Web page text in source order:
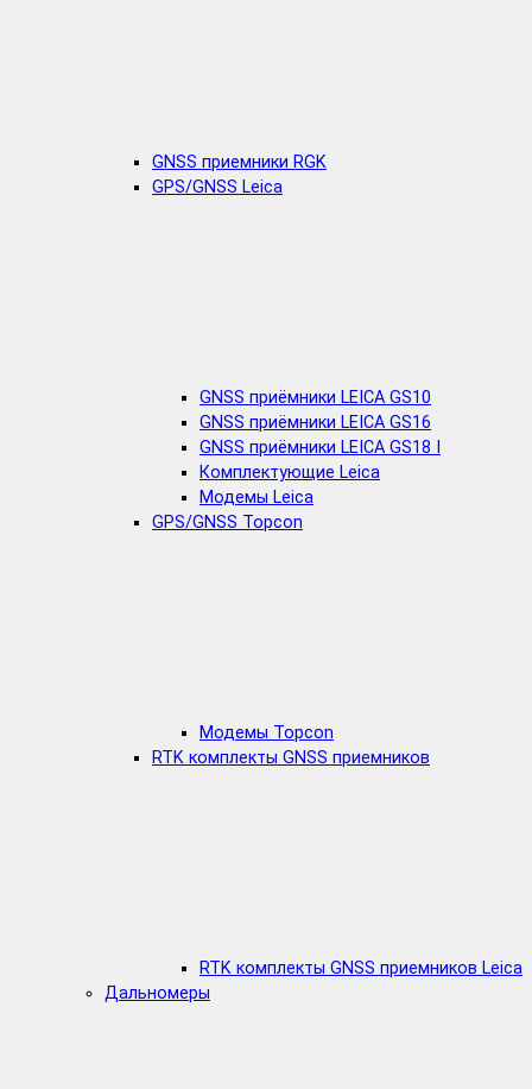
GNSS приемники RGK
GPS/GNSS Leica
GNSS приёмники LEICA GS10
GNSS приёмники LEICA GS16
GNSS приёмники LEICA GS18 I
Комплектующие Leica
Модемы Leica
GPS/GNSS Topcon
Модемы Topcon
RTK комплекты GNSS приемников
RTK комплекты GNSS приемников Leica
Дальномеры